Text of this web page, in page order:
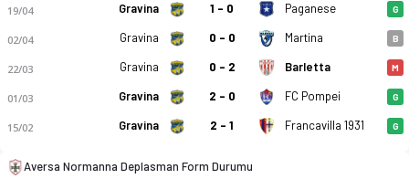
FBC Gravina - Aversa Normanna 3-2 bitti. Gol anları,
19/04 Gravina 1 - 0 Paganese G
02/04 Gravina 0 - 0 Martina B
22/03 Gravina 0 - 2 Barletta M
01/03 Gravina 2 - 0 FC Pompei G
15/02 Gravina 2 - 1 Francavilla 1931 G
Aversa Normanna Deplasman Form Durumu